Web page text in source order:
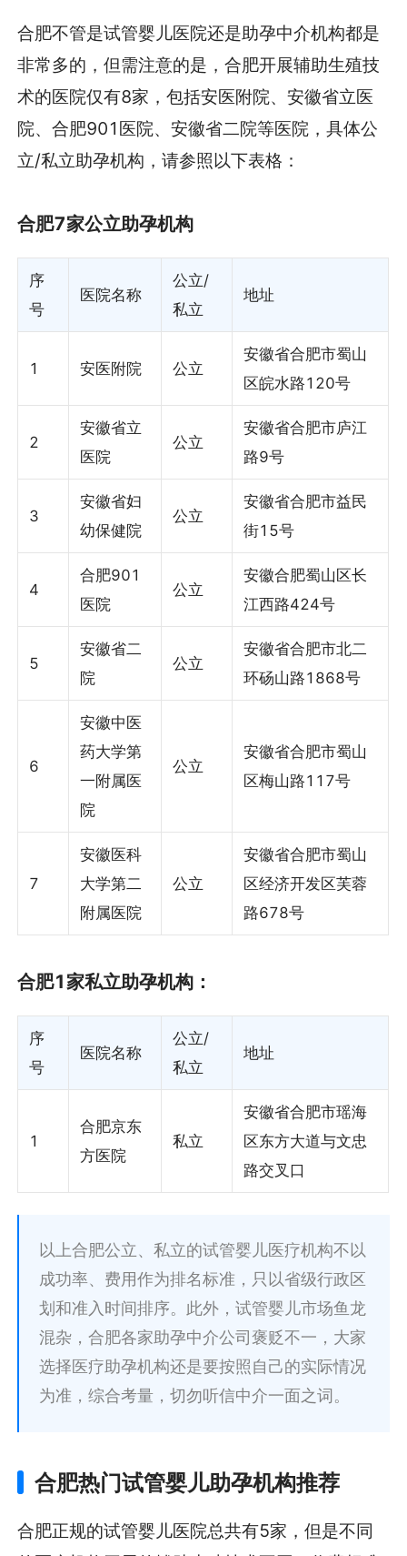
合肥不管是试管婴儿医院还是助孕中介机构都是
非常多的，但需注意的是，合肥开展辅助生殖技
术的医院仅有8家，包括安医附院、安徽省立医
院、合肥901医院、安徽省二院等医院，具体公
立/私立助孕机构，请参照以下表格：
合肥7家公立助孕机构
序
号
医院名称
公立/
私立
地址
1 安医附院 公立
安徽省合肥市蜀山
区皖水路120号
2
安徽省立
医院
公立
安徽省合肥市庐江
路9号
3
安徽省妇
幼保健院
公立
安徽省合肥市益民
街15号
4
合肥901
医院
公立
安徽合肥蜀山区长
江西路424号
5
安徽省二
院
公立
安徽省合肥市北二
环砀山路1868号
6
安徽中医
药大学第
一附属医
院
公立
安徽省合肥市蜀山
区梅山路117号
7
安徽医科
大学第二
附属医院
公立
安徽省合肥市蜀山
区经济开发区芙蓉
路678号
合肥1家私立助孕机构：
序
号
医院名称
公立/
私立
地址
1
合肥京东
方医院
私立
安徽省合肥市瑶海
区东方大道与文忠
路交叉口
以上合肥公立、私立的试管婴儿医疗机构不以
成功率、费用作为排名标准，只以省级行政区
划和准入时间排序。此外，试管婴儿市场鱼龙
混杂，合肥各家助孕中介公司褒贬不一，大家
选择医疗助孕机构还是要按照自己的实际情况
为准，综合考量，切勿听信中介一面之词。
合肥热门试管婴儿助孕机构推荐
合肥正规的试管婴儿医院总共有5家，但是不同